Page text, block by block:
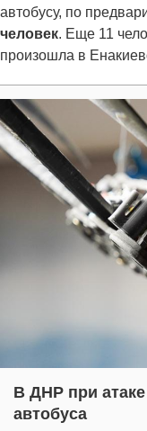
автобусу, по
человек. Еще 11
произошла в
В ДНР при
автобуса